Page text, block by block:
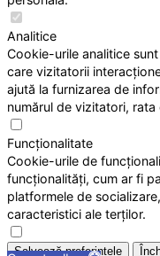
Analitice
Cookie-urile analitice
care vizitatorii
ajută la furnizarea de
numărul de vizitatori,
Funcționalitate
Cookie-urile de
funcționalități, cum ar fi
platformele de
caracteristici ale terților.
Salvează preferințele